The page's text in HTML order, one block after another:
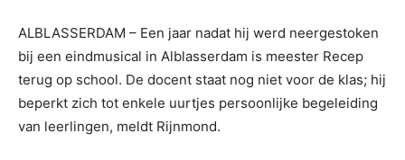
ALBLASSERDAM – Een jaar nadat hij werd neergestoken
bij een eindmusical in Alblasserdam is meester Recep
terug op school. De docent staat nog niet voor de klas; hij
beperkt zich tot enkele uurtjes persoonlijke begeleiding
van leerlingen, meldt Rijnmond.